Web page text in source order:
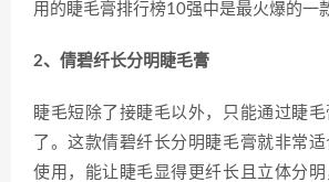
用的睫毛膏排行榜10强中是最火爆的一
2、倩碧纤长分明睫毛膏
睫毛短除了接睫毛以外，只能通过睫
了。这款倩碧纤长分明睫毛膏就非常适
使用，能让睫毛显得更纤长且立体分